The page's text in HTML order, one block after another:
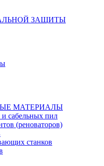
ЗАЩИТЫ
МАТЕРИАЛЫ
и сабельных пил
(реноваторов)
станков